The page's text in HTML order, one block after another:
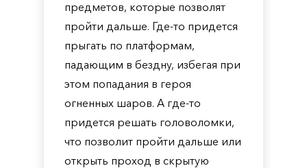
предметов, которые позволят
пройти дальше. Где-то придется
прыгать по платформам,
падающим в бездну, избегая при
этом попадания в героя
огненных шаров. А где-то
придется решать головоломки,
что позволит пройти дальше или
открыть проход в скрытую